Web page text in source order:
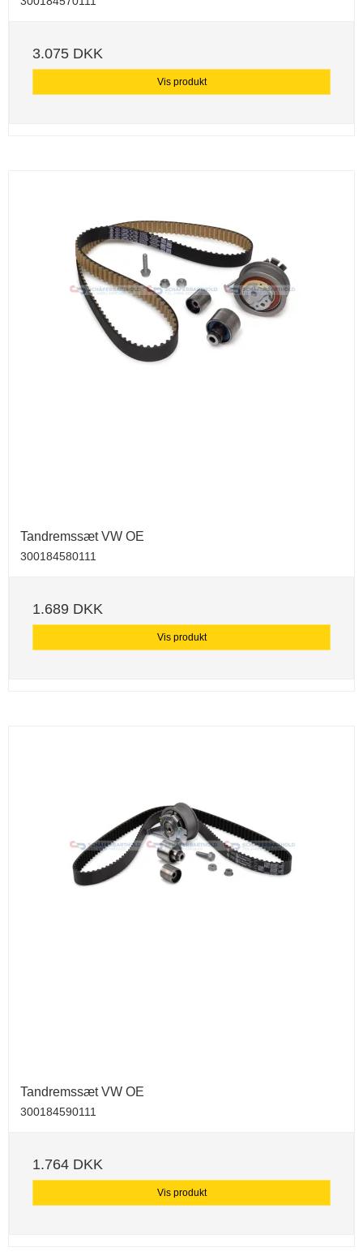
3.075 DKK
Vis produkt
Tandremssæt VW OE
300184580111
1.689 DKK
Vis produkt
Tandremssæt VW OE
300184590111
1.764 DKK
Vis produkt